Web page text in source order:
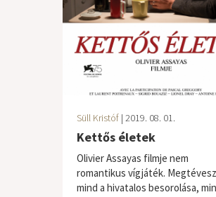
Süll Kristóf | 2019. 08. 01.
Kettős életek
Olivier Assayas filmje nem
romantikus vígjáték.
mind a hivatalos besorolása,